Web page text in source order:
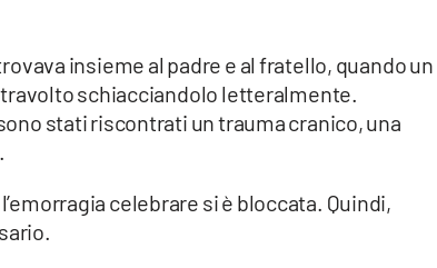
insieme al padre e al fratello, quando un
travolto schiacciandolo letteralmente.
stati riscontrati un trauma cranico, una
celebrare si è bloccata. Quindi,